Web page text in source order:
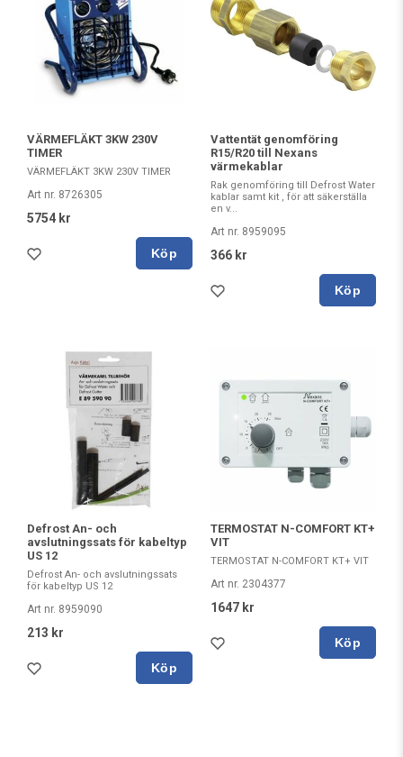
VÄRMEFLÄKT 3KW 230V
TIMER
VÄRMEFLÄKT 3KW 230V TIMER
Art nr. 8726305
5754 kr
Köp
Vattentät genomföring
R15/R20 till Nexans
värmekablar
Rak genomföring till Defrost Water
kablar samt kit , för att säkerställa
en v...
Art nr. 8959095
366 kr
Köp
Defrost An- och
avslutningssats för kabeltyp
US 12
Defrost An- och avslutningssats
för kabeltyp US 12
Art nr. 8959090
213 kr
Köp
TERMOSTAT N-COMFORT KT+
VIT
TERMOSTAT N-COMFORT KT+ VIT
Art nr. 2304377
1647 kr
Köp